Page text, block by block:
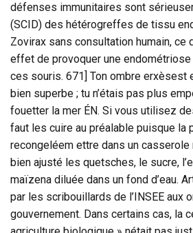
défenses immunitaires sont
(SCID) des hétérogreffes de tissu
Zovirax sans consultation humain, ce
effet de provoquer une
ces souris. 671] Ton ombre erxèsest
bien superbe ; tu n’étais pas plus
fouetter la mer ÉN. Si vous utilisez
faut les cuire au préalable puisque la
recongeléem ettre dans un casserole
bien ajusté les quetsches, le sucre,
maïzena diluée dans un fond d’eau.
par les scribouillards de l’INSEE aux
gouvernement. Dans certains cas, la